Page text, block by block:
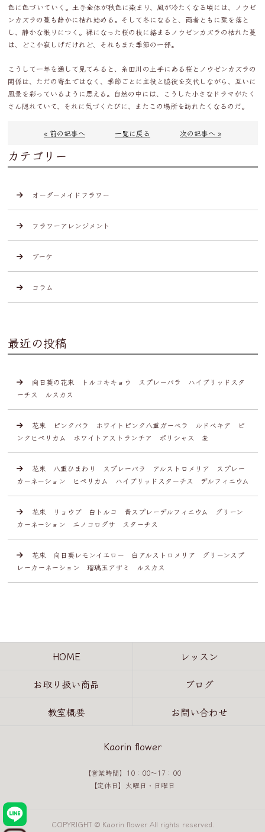
色に色づいていく。土手全体が秋色に染まり、風が冷たくなる頃には、ノウゼ
ンカズラの蔓も静かに枯れ始める。そして冬になると、両者ともに葉を落と
し、静かな眠りにつく。裸になった桜の枝に絡まるノウゼンカズラの枯れた蔓
は、どこか寂しげだけれど、それもまた季節の一部。
こうして一年を通して見てみると、糸田川の土手にある桜とノウゼンカズラの
関係は、ただの寄生ではなく、季節ごとに主役と脇役を交代しながら、互いに
風景を彩っているように思える。自然の中には、こうした小さなドラマがたく
さん隠れていて、それに気づくたびに、またこの場所を訪れたくなるのだ。
« 前の記事へ 一覧に戻る 次の記事へ »
カテゴリー
オーダーメイドフラワー
フラワーアレンジメント
ブーケ
コラム
最近の投稿
向日葵の花束 トルコキキョウ スプレーバラ ハイブリッドスタ
ーチス ルスカス
花束 ピンクバラ ホワイトピンク八重ガーベラ ルドベキア ピ
ンクヒペリカム ホワイトアストランチア ポリシャス 麦
花束 八重ひまわり スプレーバラ アルストロメリア スプレー
カーネーション ヒペリカム ハイブリッドスターチス デルフィニウム
花束 リョウブ 白トルコ 青スプレーデルフィニウム グリーン
カーネーション エノコログサ スターチス
花束 向日葵レモンイエロー 白アルストロメリア グリーンスプ
レーカーネーション 瑠璃玉アザミ ルスカス
HOME
レッスン
お取り扱い商品
ブログ
教室概要
お問い合わせ
Kaorin flower
【営業時間】10：00～17：00
【定休日】火曜日・日曜日
COPYRIGHT © Kaorin flower All rights reserved.